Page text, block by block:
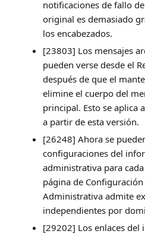
notificaciones de fallo
original es demasiado
los encabezados.
[23803] Los mensajes
pueden verse desde el
después de que el
elimine el cuerpo del
principal. Esto se aplica
a partir de esta versión.
[26248] Ahora se
configuraciones del
administrativa para
página de
Administrativa admite
independientes por
[29202] Los enlaces del